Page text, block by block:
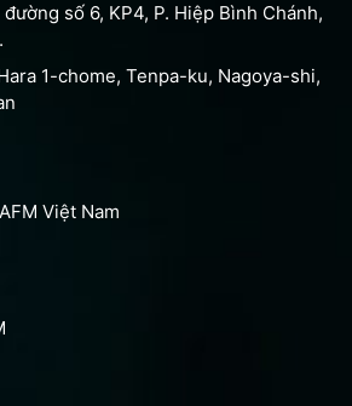
số 6, KP4, P. Hiệp Bình Chánh,
1-chome, Tenpa-ku, Nagoya-shi,
Việt Nam